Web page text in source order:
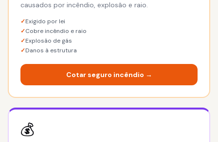
causados por incêndio, explosão e raio.
✓Exigido por lei
✓Cobre incêndio e raio
✓Explosão de gás
✓Danos à estrutura
Cotar seguro incêndio →
💰